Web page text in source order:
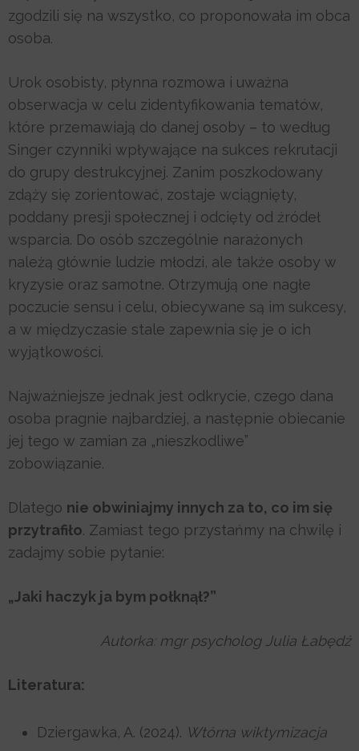
zgodzili się na wszystko, co proponowała im obca
osoba.
Urok osobisty, płynna rozmowa i uważna
obserwacja w celu zidentyfikowania tematów,
które przemawiają do danej osoby – to według
Singer czynniki wpływające na sukces rekrutacji
do grupy destrukcyjnej. Zanim poszkodowany
zdąży się zorientować, zostaje wciągnięty,
poddany presji społecznej i odcięty od źródeł
wsparcia. Do osób szczególnie narażonych
należą głównie ludzie młodzi, ale także osoby w
kryzysie oraz samotne. Otrzymują one nagłe
poczucie sensu i celu, obiecywane są im sukcesy,
a w międzyczasie stale zapewnia się je o ich
wyjątkowości.
Najważniejsze jednak jest odkrycie, czego dana
osoba pragnie najbardziej, a następnie obiecanie
jej tego w zamian za „nieszkodliwe”
zobowiązanie.
Dlatego nie obwiniajmy innych za to, co im się
przytrafiło. Zamiast tego przystańmy na chwilę i
zadajmy sobie pytanie:
„Jaki haczyk ja bym połknął?”
Autorka: mgr psycholog Julia Łabędź
Literatura:
Dziergawka, A. (2024). Wtórna wiktymizacja